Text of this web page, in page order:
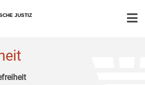
JUSTIZ